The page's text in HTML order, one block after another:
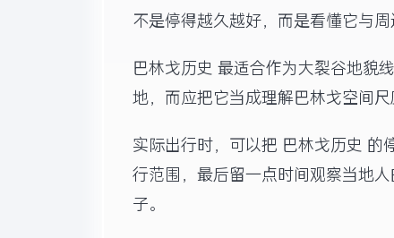
不是停得越久越好，而是看懂它与周
巴林戈历史 最适合作为大裂谷地貌
地，而应把它当成理解巴林戈空间尺
实际出行时，可以把 巴林戈历史 的
行范围，最后留一点时间观察当地
子。